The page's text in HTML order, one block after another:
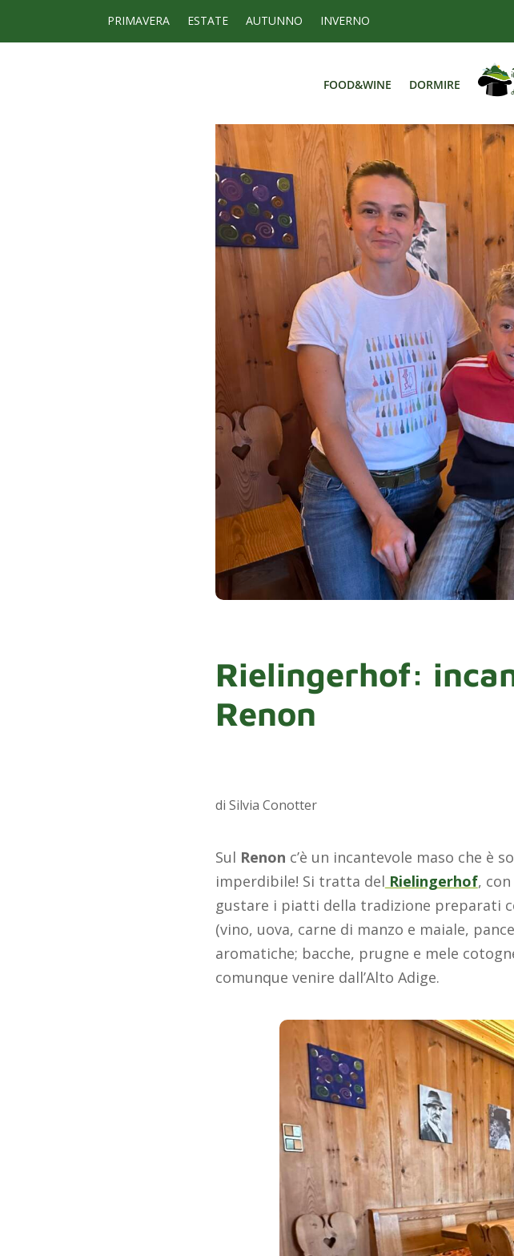
PRIMAVERA ESTATE AUTUNNO INVERNO
FOOD&WINE DORMIRE
Rielingerhof:
Renon
di Silvia Conotter
Sul Renon c’è un incantevole maso che è
imperdibile! Si tratta del Rielingerhof,
gustare i piatti della tradizione preparati
(vino, uova, carne di manzo e maiale,
aromatiche; bacche, prugne e mele
comunque venire dall’Alto Adige.